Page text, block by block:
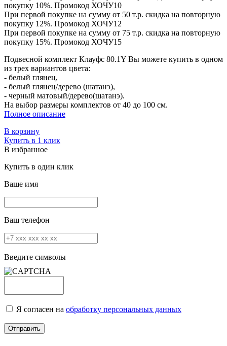
покупку 10%. Промокод ХОЧУ10
При первой покупке на сумму от 50 т.р. скидка на повторную
покупку 12%. Промокод ХОЧУ12
При первой покупке на сумму от 75 т.р. скидка на повторную
покупку 15%. Промокод ХОЧУ15
Подвесной комплект Клауфс 80.1Y Вы можете купить в одном
из трех вариантов цвета:
- белый глянец,
- белый глянец/дерево (шатанэ),
- черный матовый/дерево(шатанэ).
На выбор размеры комплектов от 40 до 100 см.
Полное описание
В корзину
Купить в 1 клик
В избранное
Купить в один клик
Ваше имя
Ваш телефон
Введите символы
Я согласен на обработку персональных данных